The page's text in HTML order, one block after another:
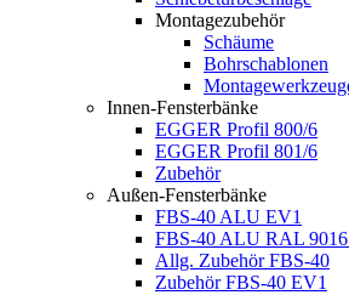
Montagezubehör
Schäume
Bohrschablonen
Innen-Fensterbänke
EGGER Profil 800/6
EGGER Profil 801/6
Zubehör
Außen-Fensterbänke
FBS-40 ALU EV1
FBS-40 ALU RAL
Allg. Zubehör FBS-40
Zubehör FBS-40 EV1